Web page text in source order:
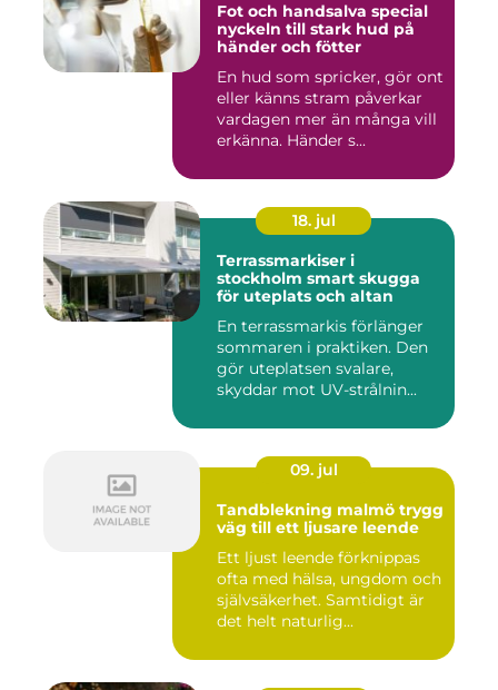
Fot och handsalva special
nyckeln till stark hud på
händer och fötter
En hud som spricker, gör ont
eller känns stram påverkar
vardagen mer än många vill
erkänna. Händer s...
18. jul
Terrassmarkiser i
stockholm smart skugga
för uteplats och altan
En terrassmarkis förlänger
sommaren i praktiken. Den
gör uteplatsen svalare,
skyddar mot UV-strålnin...
09. jul
Tandblekning malmö trygg
väg till ett ljusare leende
Ett ljust leende förknippas
ofta med hälsa, ungdom och
självsäkerhet. Samtidigt är
det helt naturlig...